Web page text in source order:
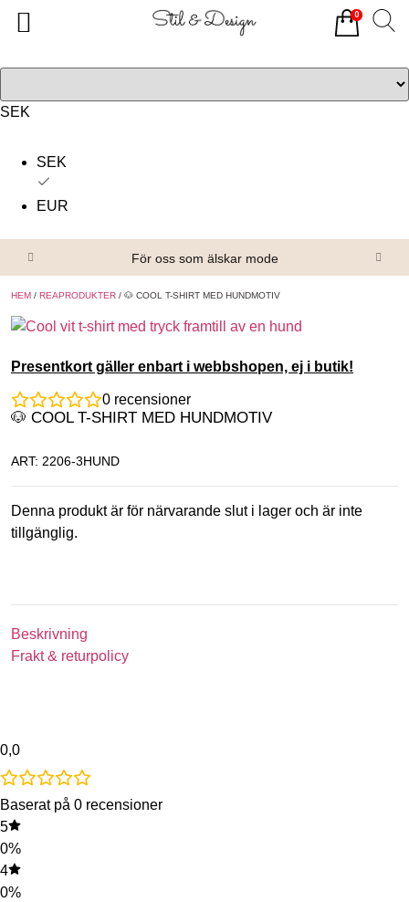
SEK
SEK
EUR
För oss som älskar mode
HEM / REAPRODUKTER / 🐶 COOL T-SHIRT MED HUNDMOTIV
Presentkort gäller enbart i webbshopen, ej i butik!
0 recensioner
🐶 COOL T-SHIRT MED HUNDMOTIV
ART: 2206-3HUND
Denna produkt är för närvarande slut i lager och är inte
tillgänglig.
Beskrivning
Frakt & returpolicy
0,0
Baserat på 0 recensioner
5
0%
4
0%
0
Alla produkter
Om oss